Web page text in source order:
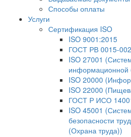
Способы оплаты
Услуги
Сертификация ISO
ISO 9001:2015
ГОСТ РВ 0015-
ISO 27001
информационной
ISO 20000
ISO 22000
ГОСТ Р ИСО
ISO 45001
безопасности
(Охрана труда))